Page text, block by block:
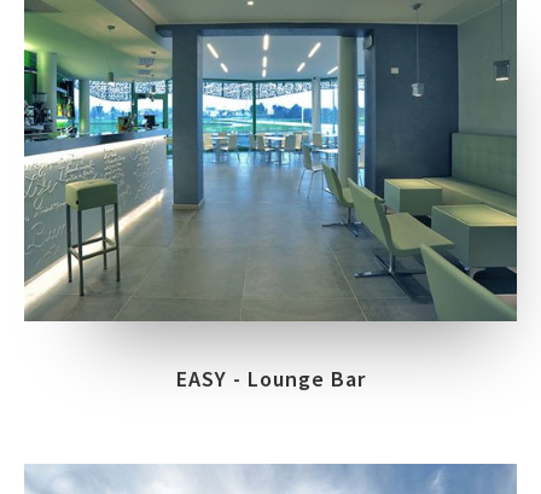
EASY - Lounge Bar